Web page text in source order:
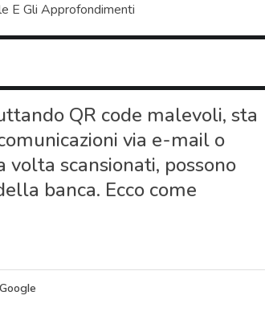
E Gli Approfondimenti
QR code malevoli, sta
via e-mail o
volta scansionati, possono
banca. Ecco come